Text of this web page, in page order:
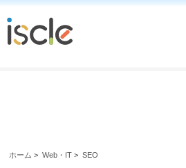
ホーム > Web・IT > SEO